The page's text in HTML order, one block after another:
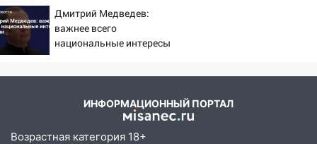
10:11
Директора ульяновской
«Нефтяной топливной компании» будут
судить за неуплату 48,4 млн рублей
налогов
09:28
велосипедисты, мотоциклисты и
пешеходы. Обзор крупных аварий в
Ульяновской области
смысла
Дмитрий Медведев:
важнее всего
национальные интересы
ИНФОРМАЦИОННЫЙ ПОРТАЛ
Возрастная категория 18+